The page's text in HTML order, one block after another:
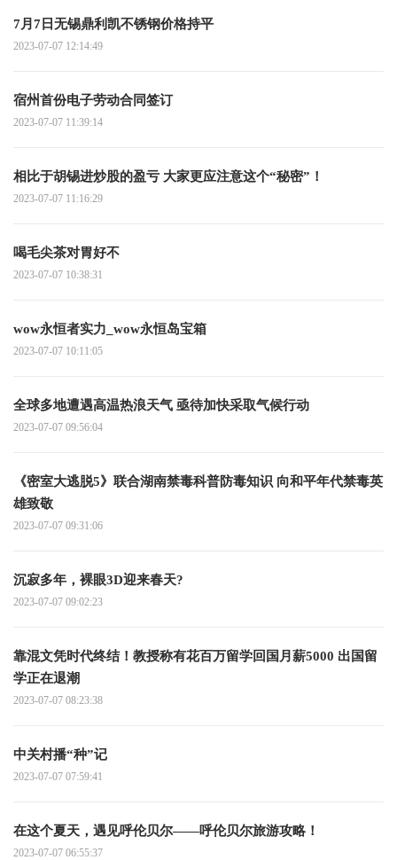
7月7日无锡鼎利凯不锈钢价格持平
2023-07-07 12:14:49
宿州首份电子劳动合同签订
2023-07-07 11:39:14
相比于胡锡进炒股的盈亏 大家更应注意这个“秘密”！
2023-07-07 11:16:29
喝毛尖茶对胃好不
2023-07-07 10:38:31
wow永恒者实力_wow永恒岛宝箱
2023-07-07 10:11:05
全球多地遭遇高温热浪天气 亟待加快采取气候行动
2023-07-07 09:56:04
《密室大逃脱5》联合湖南禁毒科普防毒知识 向和平年代禁毒英
雄致敬
2023-07-07 09:31:06
沉寂多年，裸眼3D迎来春天?
2023-07-07 09:02:23
靠混文凭时代终结！教授称有花百万留学回国月薪5000 出国留
学正在退潮
2023-07-07 08:23:38
中关村播“种”记
2023-07-07 07:59:41
在这个夏天，遇见呼伦贝尔——呼伦贝尔旅游攻略！
2023-07-07 06:55:37